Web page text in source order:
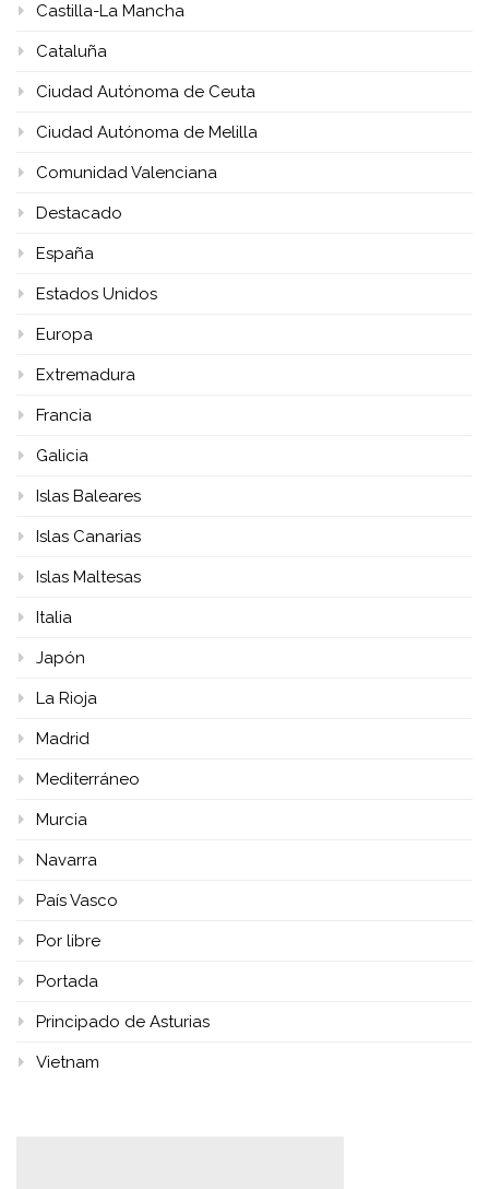
Castilla-La Mancha
Cataluña
Ciudad Autónoma de Ceuta
Ciudad Autónoma de Melilla
Comunidad Valenciana
Destacado
España
Estados Unidos
Europa
Extremadura
Francia
Galicia
Islas Baleares
Islas Canarias
Islas Maltesas
Italia
Japón
La Rioja
Madrid
Mediterráneo
Murcia
Navarra
País Vasco
Por libre
Portada
Principado de Asturias
Vietnam